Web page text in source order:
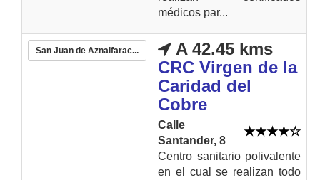
médicos par...
San Juan de Aznalfarac...
A 42.45 kms
CRC Virgen de la
Caridad del
Cobre
Calle
Santander, 8
Centro sanitario polivalente
en el cual se realizan todo